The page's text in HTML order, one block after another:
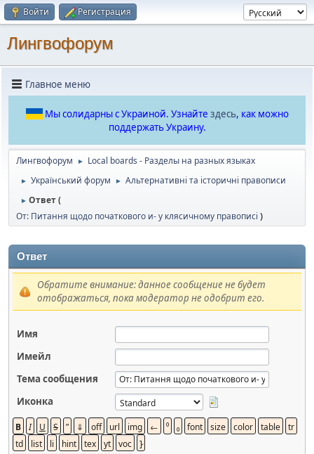
Войти Регистрация
Лингвофорум
Главное меню
Мы солидарны с Украиной. Узнайте здесь, как можно
поддержать Украину.
Лингвофорум ► Local boards - Разделы на разных языках
► Український форум ► Альтернативні та історичні правописи
► Ответ (
От: Питання щодо початкового и- у клясичному правописі)
Ответ
Обратите внимание: данное сообщение не будет
отображаться, пока модератор не одобрит его.
Имя
Имейл
Тема сообщения
Иконка